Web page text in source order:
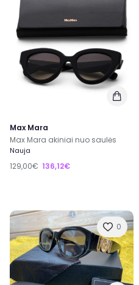
Max Mara
Max Mara akiniai nuo saulės
Nauja
129,00€ 136,12€
0